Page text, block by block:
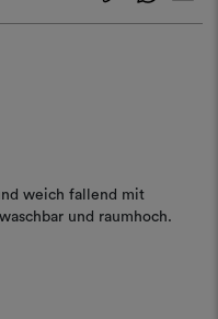
weich fallend mit
und raumhoch.